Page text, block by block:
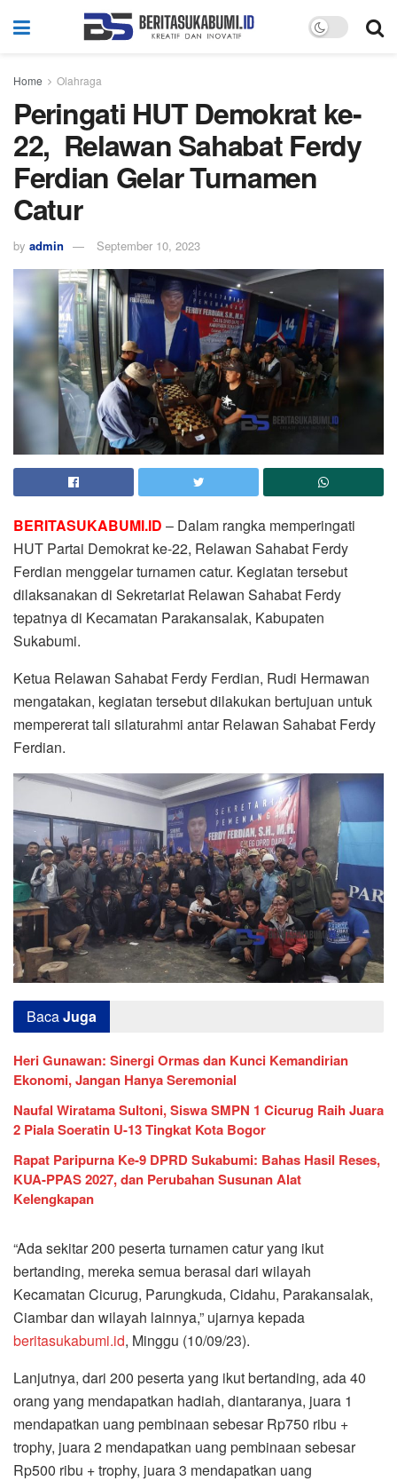
Home Olahraga
Peringati HUT Demokrat ke-
22, Relawan Sahabat Ferdy
Ferdian Gelar Turnamen
Catur
by admin September 10, 2023
BERITASUKABUMI.ID – Dalam rangka memperingati
HUT Partai Demokrat ke-22, Relawan Sahabat Ferdy
Ferdian menggelar turnamen catur. Kegiatan tersebut
dilaksanakan di Sekretariat Relawan Sahabat Ferdy
tepatnya di Kecamatan Parakansalak, Kabupaten
Sukabumi.
Ketua Relawan Sahabat Ferdy Ferdian, Rudi Hermawan
mengatakan, kegiatan tersebut dilakukan bertujuan untuk
mempererat tali silaturahmi antar Relawan Sahabat Ferdy
Ferdian.
BacaJuga
Heri Gunawan: Sinergi Ormas dan Kunci Kemandirian
Ekonomi, Jangan Hanya Seremonial
Naufal Wiratama Sultoni, Siswa SMPN 1 Cicurug Raih Juara
2 Piala Soeratin U-13 Tingkat Kota Bogor
Rapat Paripurna Ke-9 DPRD Sukabumi: Bahas Hasil Reses,
KUA-PPAS 2027, dan Perubahan Susunan Alat
Kelengkapan
“Ada sekitar 200 peserta turnamen catur yang ikut
bertanding, mereka semua berasal dari wilayah
Kecamatan Cicurug, Parungkuda, Cidahu, Parakansalak,
Ciambar dan wilayah lainnya,” ujarnya kepada
beritasukabumi.id, Minggu (10/09/23).
Lanjutnya, dari 200 peserta yang ikut bertanding, ada 40
orang yang mendapatkan hadiah, diantaranya, juara 1
mendapatkan uang pembinaan sebesar Rp750 ribu +
trophy, juara 2 mendapatkan uang pembinaan sebesar
Rp500 ribu + trophy, juara 3 mendapatkan uang